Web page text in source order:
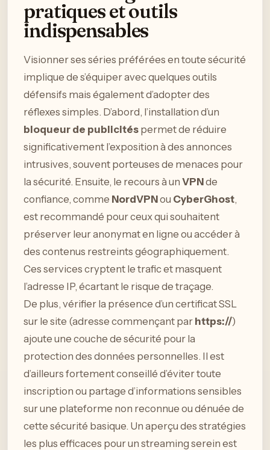
pratiques et outils
indispensables
Visionner ses séries préférées en toute sécurité
implique de s’équiper avec quelques outils
défensifs mais également d’adopter des
réflexes simples. D’abord, l’installation d’un
bloqueur de publicités permet de réduire
significativement l’exposition à des annonces
intrusives, souvent porteuses de menaces pour
la sécurité. Ensuite, le recours à un VPNde
confiance, comme NordVPNou CyberGhost,
est recommandé pour ceux qui souhaitent
préserver leur anonymat en ligne ou accéder à
des contenus restreints géographiquement.
Ces services cryptent le trafic et masquent
l’adresse IP, écartant le risque de traçage.
De plus, vérifier la présence d’un certificat SSL
sur le site (adresse commençant par https://)
ajoute une couche de sécurité pour la
protection des données personnelles. Il est
d’ailleurs fortement conseillé d’éviter toute
inscription ou partage d’informations sensibles
sur une plateforme non reconnue ou dénuée de
cette sécurité basique. Un aperçu des stratégies
les plus efficaces pour un streaming serein est